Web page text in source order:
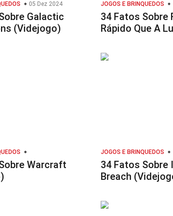
05 Dez 2024
Galactic
(Videjogo)
JOGOS E BRINQUEDOS
34 Fatos Sobre
Rápido Que A
Warcraft
JOGOS E BRINQUEDOS
34 Fatos Sobre
Breach